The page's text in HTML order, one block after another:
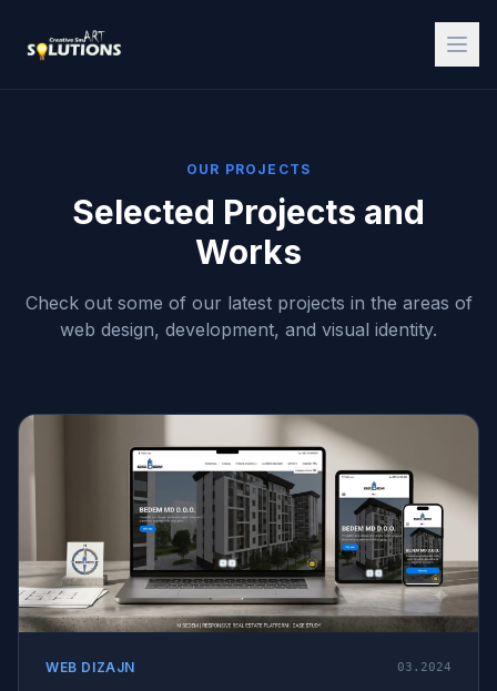
OUR PROJECTS
Selected Projects and
Works
Check out some of our latest projects in the areas of
web design, development, and visual identity.
WEB DIZAJN 03.2024